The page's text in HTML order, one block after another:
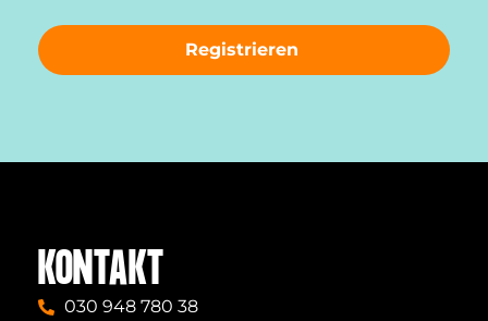
Registrieren
KONTAKT
030 948 780 38